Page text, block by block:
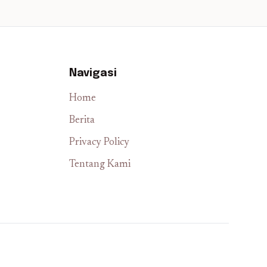
Navigasi
Home
Berita
Privacy Policy
Tentang Kami